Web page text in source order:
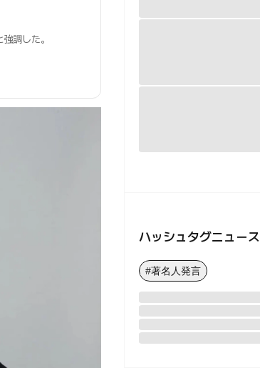
調した。
ハッシュタグニュース
#著名人発言